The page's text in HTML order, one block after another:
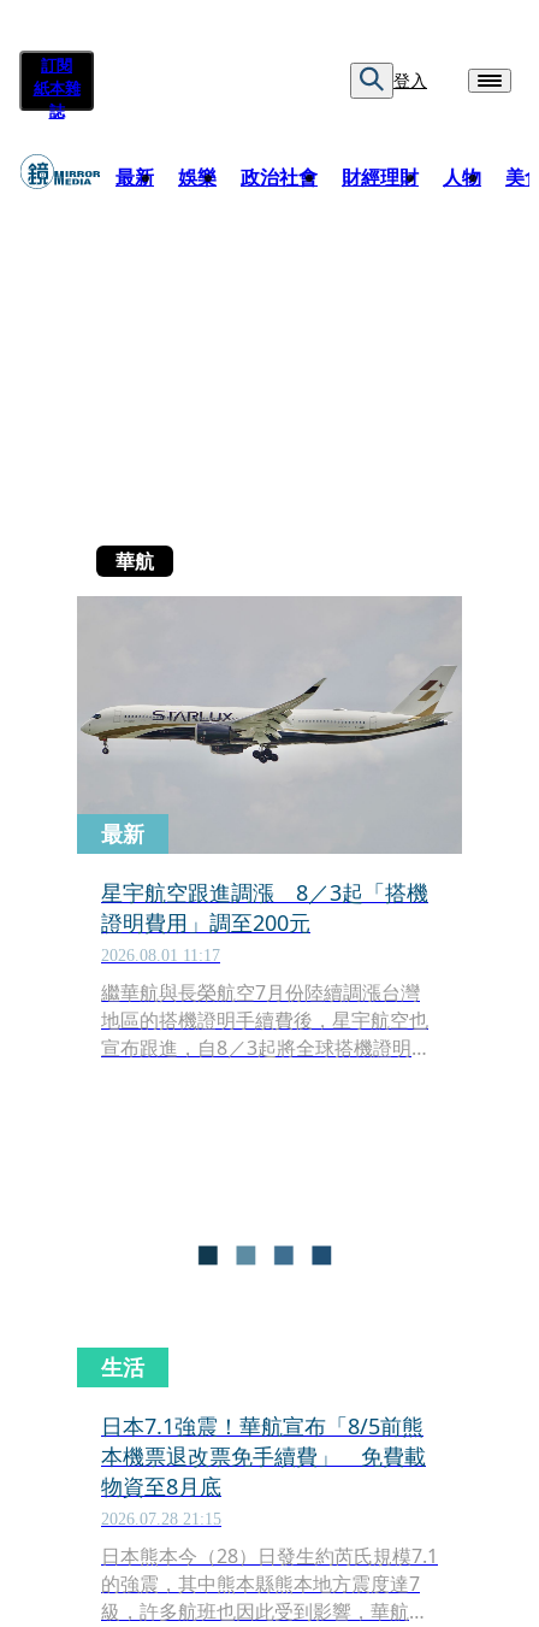
訂閱
紙本雜
誌
登入
最新 娛樂 政治社會 財經理財 人物 美
華航
最新
星宇航空跟進調漲 8／3起「搭機
證明費用」調至200元
2026.08.01 11:17
繼華航與長榮航空7月份陸續調漲台灣
地區的搭機證明手續費後，星宇航空也
宣布跟進，自8／3起將全球搭機證明的
生活
日本7.1強震！華航宣布「8/5前熊
本機票退改票免手續費」 免費載
物資至8月底
2026.07.28 21:15
日本熊本今（28）日發生約芮氏規模7.1
的強震，其中熊本縣熊本地方震度達7
級，許多航班也因此受到影響，華航今